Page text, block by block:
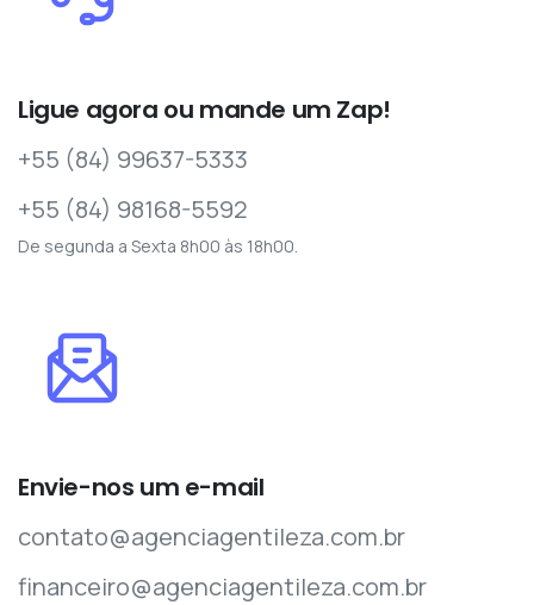
Ligue agora ou mande um Zap!
+55 (84) 99637-5333
+55 (84) 98168-5592
De segunda a Sexta 8h00 às 18h00.
Envie-nos um e-mail
contato@agenciagentileza.com.br
financeiro@agenciagentileza.com.br